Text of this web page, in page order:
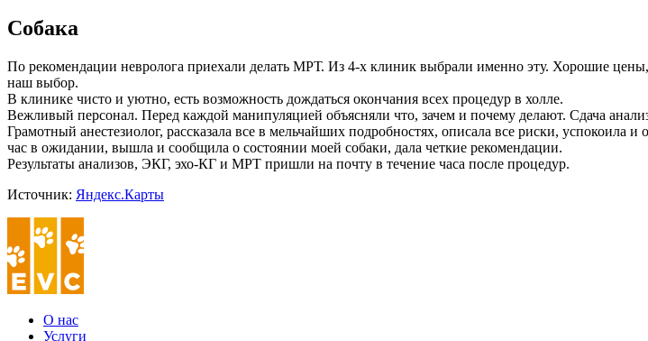
Собака
По рекомендации невролога приехали делать МРТ. Из 4-х клиник выбрали именно эту. Хорошие
наш выбор.
В клинике чисто и уютно, есть возможность дождаться окончания всех процедур в холле.
Вежливый персонал. Перед каждой манипуляцией объясняли что, зачем и почему делают. Сдача
Грамотный анестезиолог, рассказала все в мельчайших подробностях, описала все риски, успокоила
час в ожидании, вышла и сообщила о состоянии моей собаки, дала четкие рекомендации.
Результаты анализов, ЭКГ, эхо-КГ и МРТ пришли на почту в течение часа после процедур.
Источник: Яндекс.Карты
О нас
Услуги